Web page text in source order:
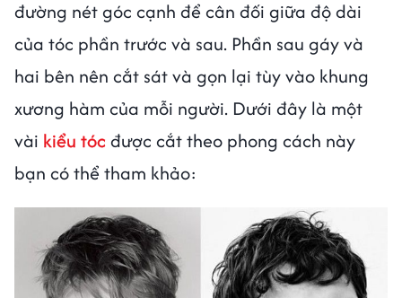
đường nét góc cạnh để cân đối giữa độ dài
của tóc phần trước và sau. Phần sau gáy và
hai bên nên cắt sát và gọn lại tùy vào khung
xương hàm của mỗi người. Dưới đây là một
vài kiểu tócđược cắt theo phong cách này
bạn có thể tham khảo: